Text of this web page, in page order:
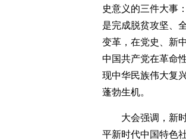
史意义的三件大事
是完成脱贫攻坚、
变革，在党史、新
中国共产党在革命
现中华民族伟大复
蓬勃生机。
大会强调，新
平新时代中国特色